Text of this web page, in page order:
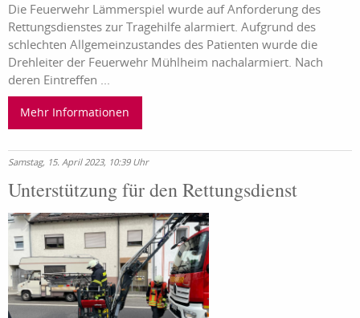
Die Feuerwehr Lämmerspiel wurde auf Anforderung des
Rettungsdienstes zur Tragehilfe alarmiert. Aufgrund des
schlechten Allgemeinzustandes des Patienten wurde die
Drehleiter der Feuerwehr Mühlheim nachalarmiert. Nach
deren Eintreffen ...
Mehr Informationen
Samstag, 15. April 2023, 10:39 Uhr
Unterstützung für den Rettungsdienst